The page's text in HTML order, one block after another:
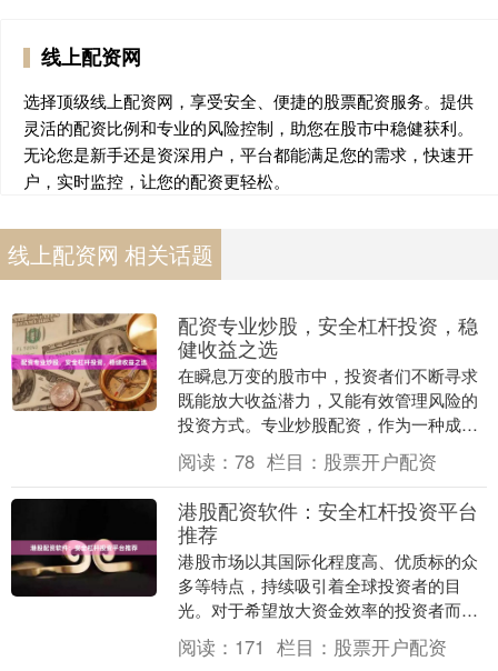
线上配资网
选择顶级线上配资网，享受安全、便捷的股票配资服务。提供
灵活的配资比例和专业的风险控制，助您在股市中稳健获利。
无论您是新手还是资深用户，平台都能满足您的需求，快速开
户，实时监控，让您的配资更轻松。
线上配资网 相关话题
配资专业炒股，安全杠杆投资，稳
健收益之选
在瞬息万变的股市中，投资者们不断寻求
既能放大收益潜力，又能有效管理风险的
投资方式。专业炒股配资，作为一种成熟
的金融工具专业期货配资，正为理性投资
者提供一条实现“....
阅读： 78 栏目： 股票开户配资
港股配资软件：安全杠杆投资平台
推荐
港股市场以其国际化程度高、优质标的众
多等特点，持续吸引着全球投资者的目
光。对于希望放大资金效率的投资者而
言，杠杆投资（配资）成为一种潜在选
择。然而，高收益伴随高....
阅读： 171 栏目： 股票开户配资